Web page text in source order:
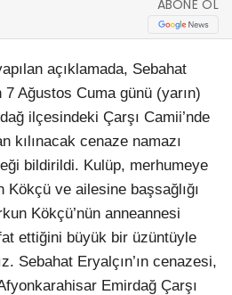
ABONE OL
açıklamada, Sebahat
7 Ağustos Cuma günü (yarın)
ilçesindeki Çarşı Camii’nde
kılınacak cenaze namazı
bildirildi. Kulüp, merhumeye
Kökçü ve ailesine başsağlığı
Kökçü’nün anneannesi
ettiğini büyük bir üzüntüyle
Sebahat Eryalçın’ın cenazesi,
Emirdağ Çarşı